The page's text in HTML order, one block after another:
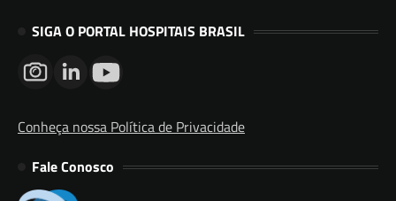
SIGA O PORTAL HOSPITAIS BRASIL
Conheça nossa Política de Privacidade
Fale Conosco